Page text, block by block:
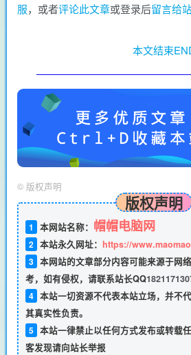
服，或者评论此文章或登录后留言给
本文结束
© 版权声明
版权声明
1 本网站名称： 帽帽电脑网
2 本站永久网址： https://
3 本网站的文章部分内容可能来源于网
考，如有侵权，请联系站长QQ
4 本站一切资源不代表本站立场，并不
其真实性负责。
5 本站一律禁止以任何方式发布或转载
客发现请向站长举报